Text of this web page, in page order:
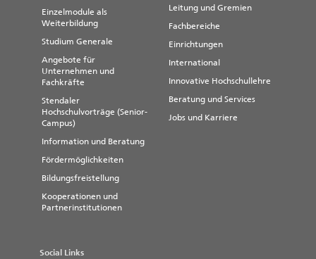
Einzelmodule als
Weiterbildung
Studium Generale
Angebote für
Unternehmen und
Fachkräfte
Stendaler
Hochschulvorträge (Senior-
Campus)
Information und Beratung
Fördermöglichkeiten
Bildungsfreistellung
Kooperationen und
Partnerinstitutionen
Leitung und Gremien
Fachbereiche
Einrichtungen
International
Innovative Hochschullehre
Beratung und Services
Jobs und Karriere
Social Links